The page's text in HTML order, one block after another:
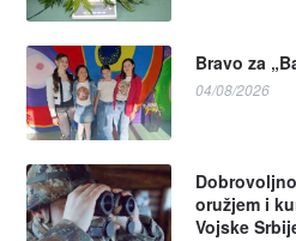
Bravo za
04/08/2026
oružjem i
Vojske